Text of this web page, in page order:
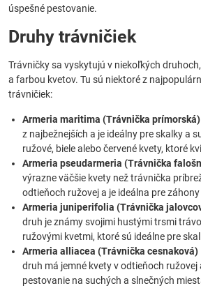
úspešné pestovanie.
Druhy trávničiek
Trávničky sa vyskytujú v niekoľkých
a farbou kvetov. Tu sú niektoré z
trávničiek:
Armeria maritima (Trávnička prímorská)
z najbežnejších a je ideálny pre skalky a
ružové, biele alebo červené kvety, ktoré
Armeria pseudarmeria (Trávnička
výrazne väčšie kvety než trávnička
odtieňoch ružovej a je ideálna pre
Armeria juniperifolia (Trávnička
druh je známy svojimi hustými trsmi
ružovými kvetmi, ktoré sú ideálne pre
Armeria alliacea (Trávnička cesnaková)
druh má jemné kvety v odtieňoch ružovej
pestovanie na suchých a slnečných